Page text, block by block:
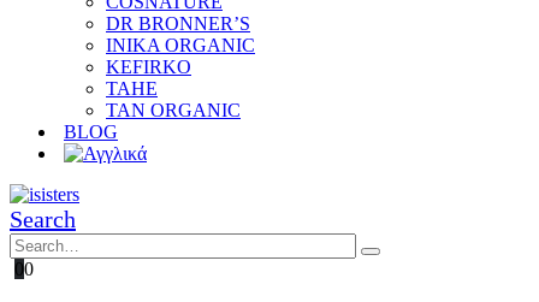
DR BRONNER’S
INIKA ORGANIC
KEFIRKO
TAHE
TAN ORGANIC
BLOG
Search
00